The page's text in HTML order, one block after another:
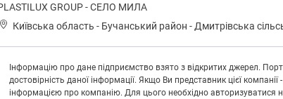
GROUP - СЕЛО МИЛА
Київська область - Бучанський район - Дмитpівськa
Інформацію про дане підприємство взято з відкритих джерел.
достовірність даної інформації. Якщо Ви представник цієї
інформацією про компанію. Для цього необхідно авторизуватися